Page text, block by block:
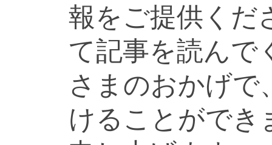
報をご提供くだ
て記事を読んで
さまのおかげで
けることができ